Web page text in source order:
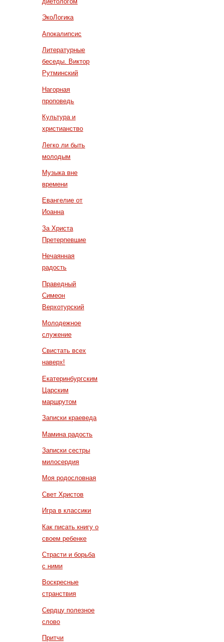
ЭкоЛогика
Апокалипсис
Литературные
беседы. Виктор
Рутминский
Нагорная
проповедь
Культура и
христианство
Легко ли быть
молодым
Музыка вне
времени
Евангелие от
Иоанна
За Христа
Претерпевшие
Нечаянная
радость
Праведный
Симеон
Верхотурский
Молодежное
служение
Свистать всех
наверх!
Екатеринбургским
Царским
маршрутом
Записки краеведа
Мамина радость
Записки сестры
милосердия
Моя родословная
Свет Христов
Игра в классики
Как писать книгу о
своем ребенке
Страсти и борьба
с ними
Воскресные
странствия
Сердцу полезное
слово
Притчи